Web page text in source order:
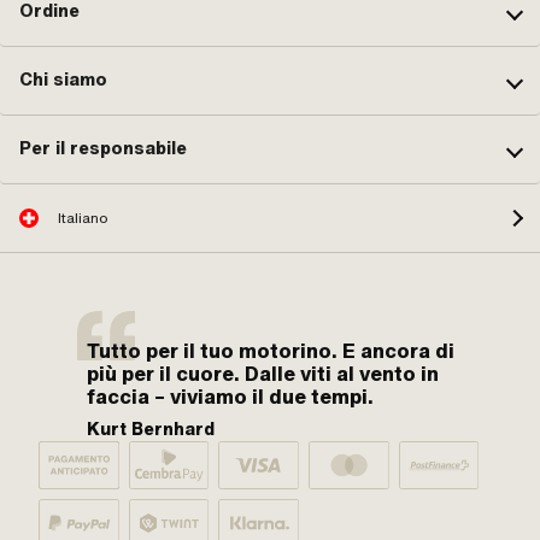
Ordine
Chi siamo
Per il responsabile
Italiano
Tutto per il tuo motorino. E ancora di
più per il cuore. Dalle viti al vento in
faccia – viviamo il due tempi.
Kurt Bernhard